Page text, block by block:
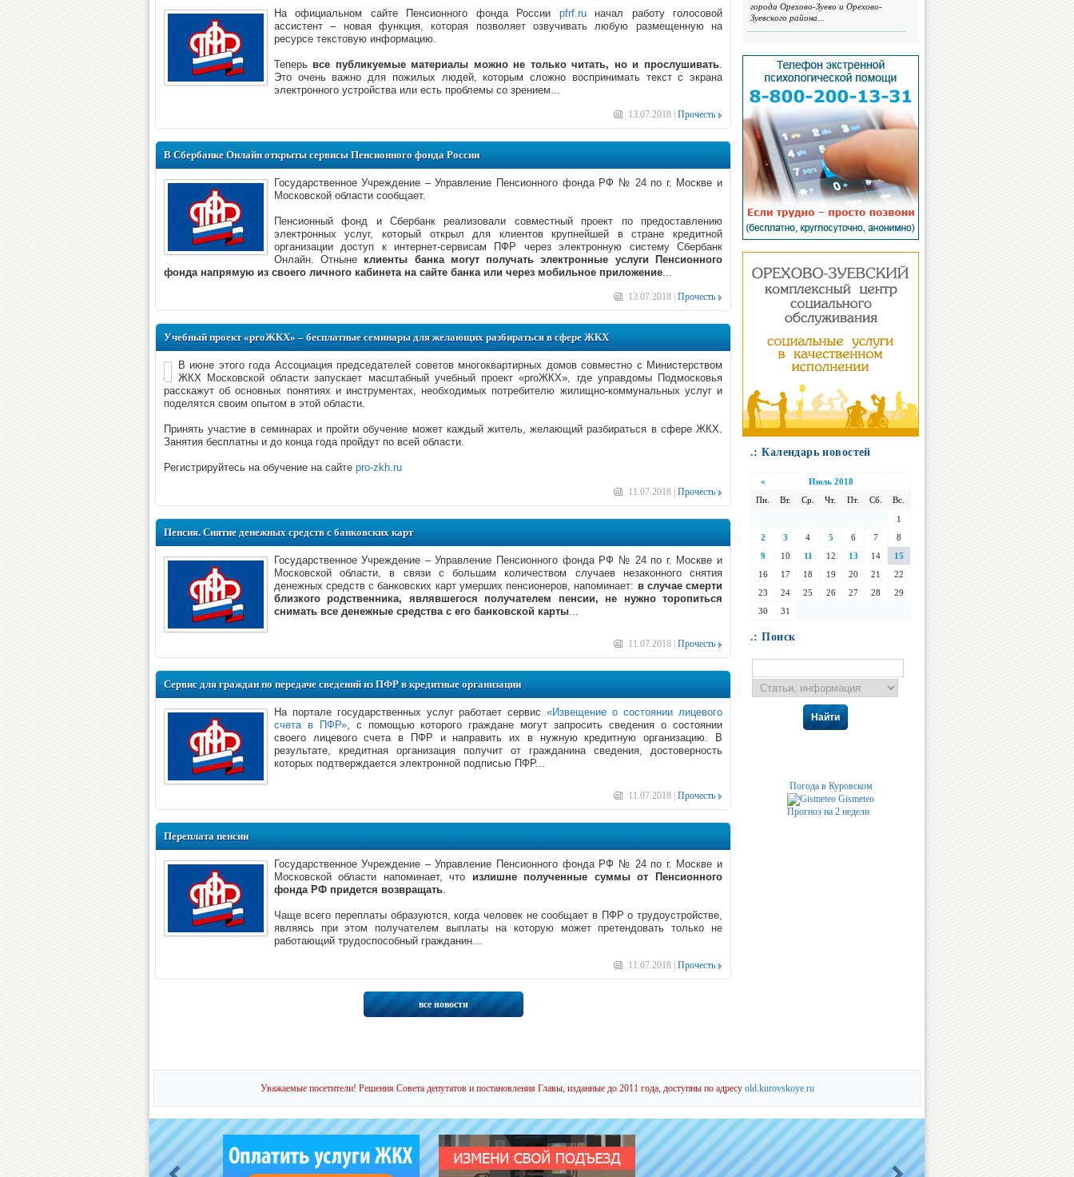
На официальном сайте Пенсионного фонда России pfrf.ruначал работу голосовой
ассистент – новая функция, которая позволяет озвучивать любую размещенную на
ресурсе текстовую информацию.
Теперь все публикуемые материалы можно не только читать, но и прослушивать.
Это очень важно для пожилых людей, которым сложно воспринимать текст с экрана
электронного устройства или есть проблемы со зрением...
13.07.2018 | Прочесть
В Сбербанке Онлайн открыты сервисы Пенсионного фонда России
Государственное Учреждение – Управление Пенсионного фонда РФ № 24 по г. Москве и
Московской области сообщает.
Пенсионный фонд и Сбербанк реализовали совместный проект по предоставлению
электронных услуг, который открыл для клиентов крупнейшей в стране кредитной
организации доступ к интернет-сервисам ПФР через электронную систему Сбербанк
Онлайн. Отныне клиенты банка могут получать электронные услуги Пенсионного
фонда напрямую из своего личного кабинета на сайте банка или через мобильное приложение...
13.07.2018 | Прочесть
Учебный проект «proЖКХ» – бесплатные семинары для желающих разбираться в сфере ЖКХ
В июне этого года Ассоциация председателей советов многоквартирных домов совместно с Министерством
ЖКХ Московской области запускает масштабный учебный проект «proЖКХ», где управдомы Подмосковья
расскажут об основных понятиях и инструментах, необходимых потребителю жилищно-коммунальных услуг и
поделятся своим опытом в этой области.
Принять участие в семинарах и пройти обучение может каждый житель, желающий разбираться в сфере ЖКХ.
Занятия бесплатны и до конца года пройдут по всей области.
Регистрируйтесь на обучение на сайте pro-zkh.ru
11.07.2018 | Прочесть
Пенсия. Снятие денежных средств с банковских карт
Государственное Учреждение – Управление Пенсионного фонда РФ № 24 по г. Москве и
Московской области, в связи с большим количеством случаев незаконного снятия
денежных средств с банковских карт умерших пенсионеров, напоминает: в случае смерти
близкого родственника, являвшегося получателем пенсии, не нужно торопиться
снимать все денежные средства с его банковской карты...
11.07.2018 | Прочесть
Сервис для граждан по передаче сведений из ПФР в кредитные организации
На портале государственных услуг работает сервис«Извещение о состоянии лицевого
счета в ПФР», с помощью которого граждане могут запросить сведения о состоянии
своего лицевого счета в ПФР и направить их в нужную кредитную организацию. В
результате, кредитная организация получит от гражданина сведения, достоверность
которых подтверждается электронной подписью ПФР...
11.07.2018 | Прочесть
Переплата пенсии
Государственное Учреждение – Управление Пенсионного фонда РФ № 24 по г. Москве и
Московской области напоминает, что излишне полученные суммы от Пенсионного
фонда РФ придется возвращать.
Чаще всего переплаты образуются, когда человек не сообщает в ПФР о трудоустройстве,
являясь при этом получателем выплаты на которую может претендовать только не
работающий трудоспособный гражданин...
11.07.2018 | Прочесть
все новости
города Орехово-Зуево и Орехово-
Зуевского района...
.: Календарь новостей
«
Июль 2018
Пн.
Вт. Ср. Чт. Пт. Сб.
Вс.
1
2
3 4 5 6 7
8
9
10 11 12 13 14
15
16
17 18 19 20 21
22
23
24 25 26 27 28
29
30
31
.: Поиск
Найти
Погода в Куровском
Gismeteo
Прогноз на 2 недели
Уважаемые посетители! Решения Совета депутатов и постановления Главы, изданные до 2011 года, доступны по адресу old.kurovskoye.ru